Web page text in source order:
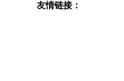
友情链接：